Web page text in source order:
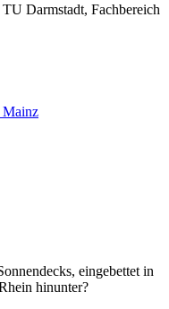
Darmstadt, Fachbereich
Mainz
eingebettet in
hinunter?